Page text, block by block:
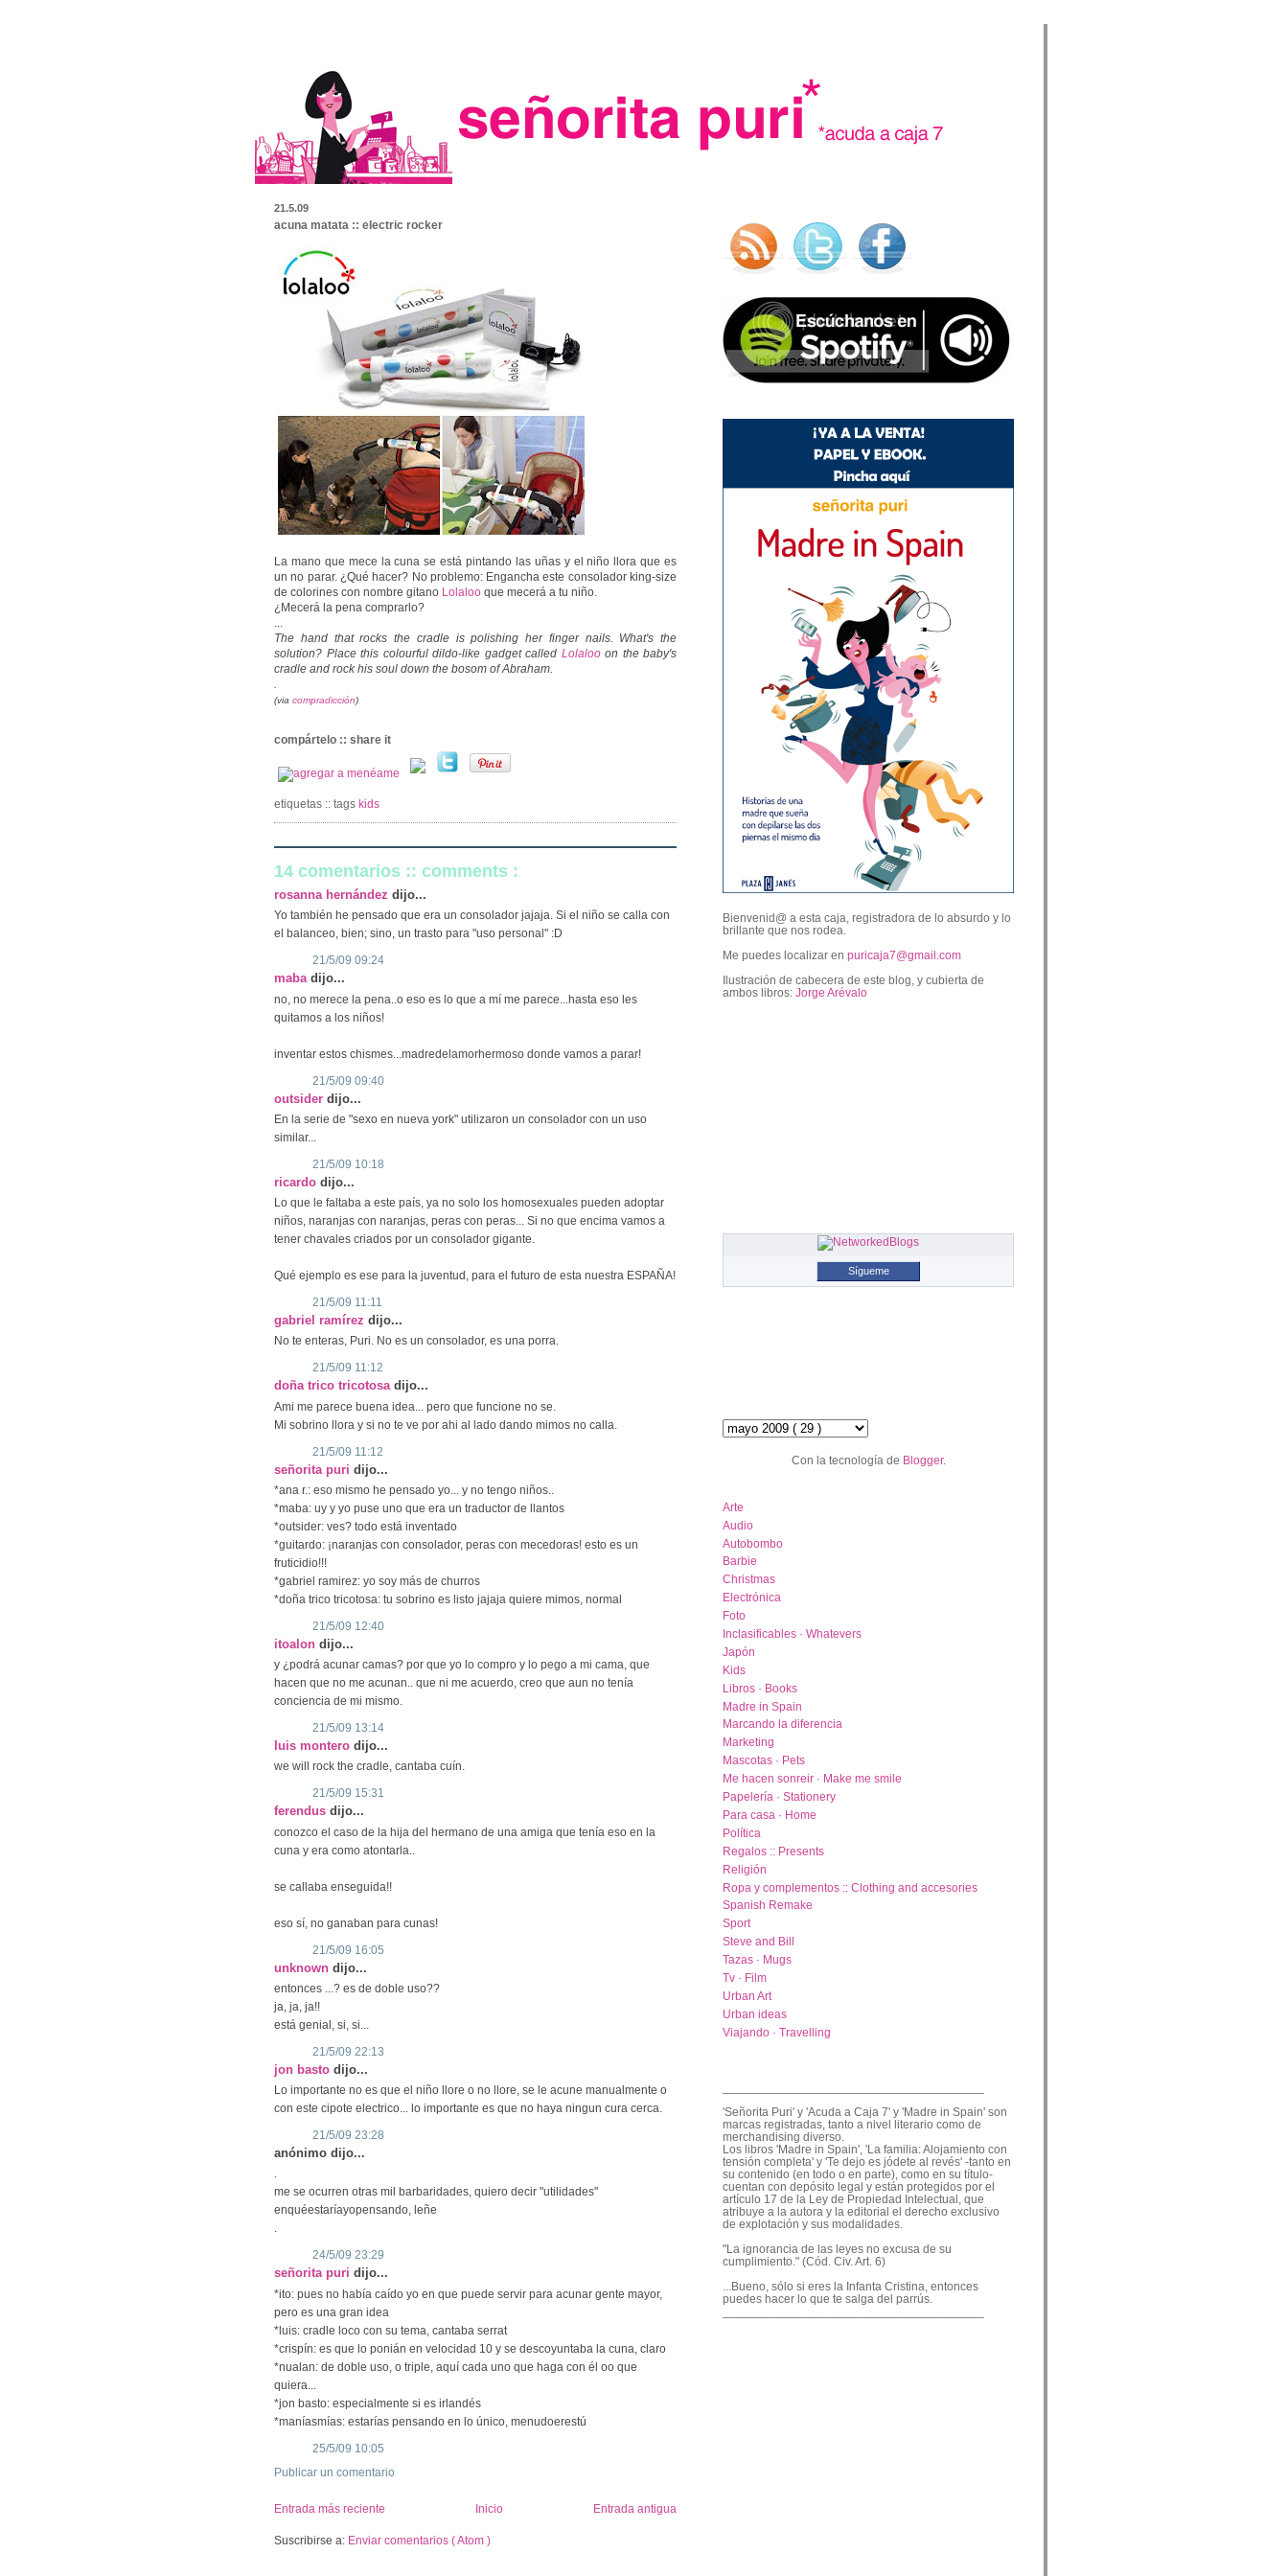
21.5.09
acuna matata :: electric rocker
La mano que mece la cuna se está pintando las uñas y el niño llora que es
un no parar. ¿Qué hacer? No problemo: Engancha este consolador king-size
de colorines con nombre gitano Lolaloo que mecerá a tu niño.
¿Mecerá la pena comprarlo?
...
The hand that rocks the cradle is polishing her finger nails. What's the
solution? Place this colourful dildo-like gadget called Lolaloo on the baby's
cradle and rock his soul down the bosom of Abraham.
.
(via compradicción)
compártelo :: share it
etiquetas :: tags kids
14 comentarios :: comments :
rosanna hernández dijo...
Yo también he pensado que era un consolador jajaja. Si el niño se calla con
el balanceo, bien; sino, un trasto para "uso personal" :D
21/5/09 09:24
maba dijo...
no, no merece la pena..o eso es lo que a mí me parece...hasta eso les
quitamos a los niños!
inventar estos chismes...madredelamorhermoso donde vamos a parar!
21/5/09 09:40
outsider dijo...
En la serie de "sexo en nueva york" utilizaron un consolador con un uso
similar...
21/5/09 10:18
ricardo dijo...
Lo que le faltaba a este país, ya no solo los homosexuales pueden adoptar
niños, naranjas con naranjas, peras con peras... Si no que encima vamos a
tener chavales criados por un consolador gigante.
Qué ejemplo es ese para la juventud, para el futuro de esta nuestra ESPAÑA!
21/5/09 11:11
gabriel ramírez dijo...
No te enteras, Puri. No es un consolador, es una porra.
21/5/09 11:12
doña trico tricotosa dijo...
Ami me parece buena idea... pero que funcione no se.
Mi sobrino llora y si no te ve por ahi al lado dando mimos no calla.
21/5/09 11:12
señorita puri dijo...
*ana r.: eso mismo he pensado yo... y no tengo niños..
*maba: uy y yo puse uno que era un traductor de llantos
*outsider: ves? todo está inventado
*guitardo: ¡naranjas con consolador, peras con mecedoras! esto es un
fruticidio!!!
*gabriel ramirez: yo soy más de churros
*doña trico tricotosa: tu sobrino es listo jajaja quiere mimos, normal
21/5/09 12:40
itoalon dijo...
y ¿podrá acunar camas? por que yo lo compro y lo pego a mi cama, que
hacen que no me acunan.. que ni me acuerdo, creo que aun no tenía
conciencia de mi mismo.
21/5/09 13:14
luis montero dijo...
we will rock the cradle, cantaba cuín.
21/5/09 15:31
ferendus dijo...
conozco el caso de la hija del hermano de una amiga que tenía eso en la
cuna y era como atontarla..
se callaba enseguida!!
eso sí, no ganaban para cunas!
21/5/09 16:05
unknown dijo...
entonces ...? es de doble uso??
ja, ja, ja!!
está genial, si, si...
21/5/09 22:13
jon basto dijo...
Lo importante no es que el niño llore o no llore, se le acune manualmente o
con este cipote electrico... lo importante es que no haya ningun cura cerca.
21/5/09 23:28
anónimo dijo...
.
me se ocurren otras mil barbaridades, quiero decir "utilidades"
enquéestaríayopensando, leñe
.
24/5/09 23:29
señorita puri dijo...
*ito: pues no había caído yo en que puede servir para acunar gente mayor,
pero es una gran idea
*luis: cradle loco con su tema, cantaba serrat
*crispín: es que lo ponián en velocidad 10 y se descoyuntaba la cuna, claro
*nualan: de doble uso, o triple, aquí cada uno que haga con él oo que
quiera...
*jon basto: especialmente si es irlandés
*maníasmías: estarías pensando en lo único, menudoerestú
25/5/09 10:05
Publicar un comentario
Entrada más reciente Entrada antigua
Inicio
Suscribirse a: Enviar comentarios ( Atom )
Bienvenid@ a esta caja, registradora de lo absurdo y lo
brillante que nos rodea.
Me puedes localizar en puricaja7@gmail.com
Ilustración de cabecera de este blog, y cubierta de
ambos libros: Jorge Arévalo
Sígueme
Con la tecnología de Blogger.
Arte
Audio
Autobombo
Barbie
Christmas
Electrónica
Foto
Inclasificables · Whatevers
Japón
Kids
Libros · Books
Madre in Spain
Marcando la diferencia
Marketing
Mascotas · Pets
Me hacen sonreir · Make me smile
Papelería · Stationery
Para casa · Home
Política
Regalos :: Presents
Religión
Ropa y complementos :: Clothing and accesories
Spanish Remake
Sport
Steve and Bill
Tazas · Mugs
Tv · Film
Urban Art
Urban ideas
Viajando · Travelling
'Señorita Puri' y 'Acuda a Caja 7' y 'Madre in Spain' son
marcas registradas, tanto a nivel literario como de
merchandising diverso.
Los libros 'Madre in Spain', 'La familia: Alojamiento con
tensión completa' y 'Te dejo es jódete al revés' -tanto en
su contenido (en todo o en parte), como en su título-
cuentan con depósito legal y están protegidos por el
artículo 17 de la Ley de Propiedad Intelectual, que
atribuye a la autora y la editorial el derecho exclusivo
de explotación y sus modalidades.
"La ignorancia de las leyes no excusa de su
cumplimiento." (Cód. Civ. Art. 6)
...Bueno, sólo si eres la Infanta Cristina, entonces
puedes hacer lo que te salga del parrús.